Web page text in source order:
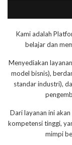
Kami adalah
belajar dan
Menyediakan
model bisnis),
standar industri),
Dari layanan ini
kompetensi tinggi,
mimpi